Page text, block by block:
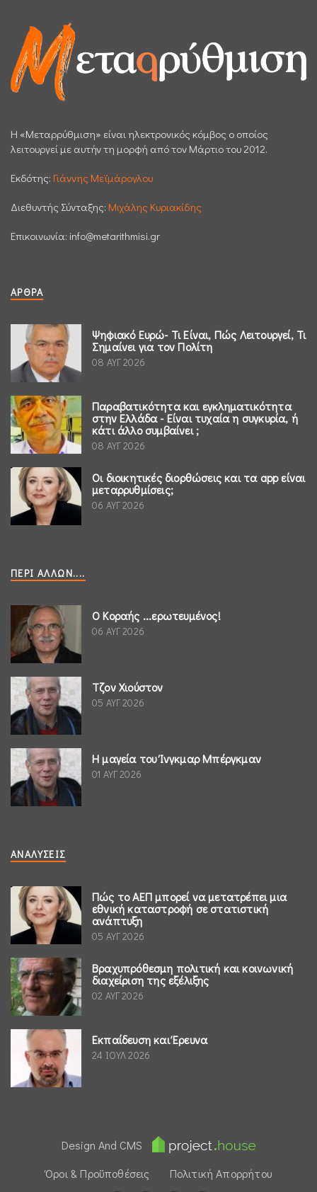
H «Μεταρρύθμιση» είναι ηλεκτρονικός κόμβος ο οποίος
λειτουργεί με αυτήν τη μορφή από τον Μάρτιο του 2012.
Εκδότης: Γιάννης Μεϊμάρογλου
Διεθυντής Σύνταξης: Μιχάλης Κυριακίδης
Επικοινωνία: info@metarithmisi.gr
ΆΡΘΡΑ
Ψηφιακό Ευρώ- Τι Είναι, Πώς Λειτουργεί, Τι
Σημαίνει για τον Πολίτη
08 ΑΥΓ 2026
Παραβατικότητα και εγκληματικότητα
στην Ελλάδα - Είναι τυχαία η συγκυρία, ή
κάτι άλλο συμβαίνει ;
08 ΑΥΓ 2026
Οι διοικητικές διορθώσεις και τα app είναι
μεταρρυθμίσεις;
06 ΑΥΓ 2026
ΠΕΡΊ ΆΛΛΩΝ....
Ο Κοραής ...ερωτευμένος!
06 ΑΥΓ 2026
Τζον Χιούστον
05 ΑΥΓ 2026
Η μαγεία του Ίνγκμαρ Μπέργκμαν
01 ΑΥΓ 2026
ΑΝΑΛΎΣΕΙΣ
Πώς το ΑΕΠ μπορεί να μετατρέπει μια
εθνική καταστροφή σε στατιστική
ανάπτυξη
05 ΑΥΓ 2026
Βραχυπρόθεσμη πολιτική και κοινωνική
διαχείριση της εξέλιξης
02 ΑΥΓ 2026
Εκπαίδευση και Έρευνα
24 ΙΟΥΛ 2026
Design And CMS
Όροι & Προϋποθέσεις
Πολιτική Απορρήτου